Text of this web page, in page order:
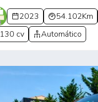
2023 54.102Km
130 cv
Automático